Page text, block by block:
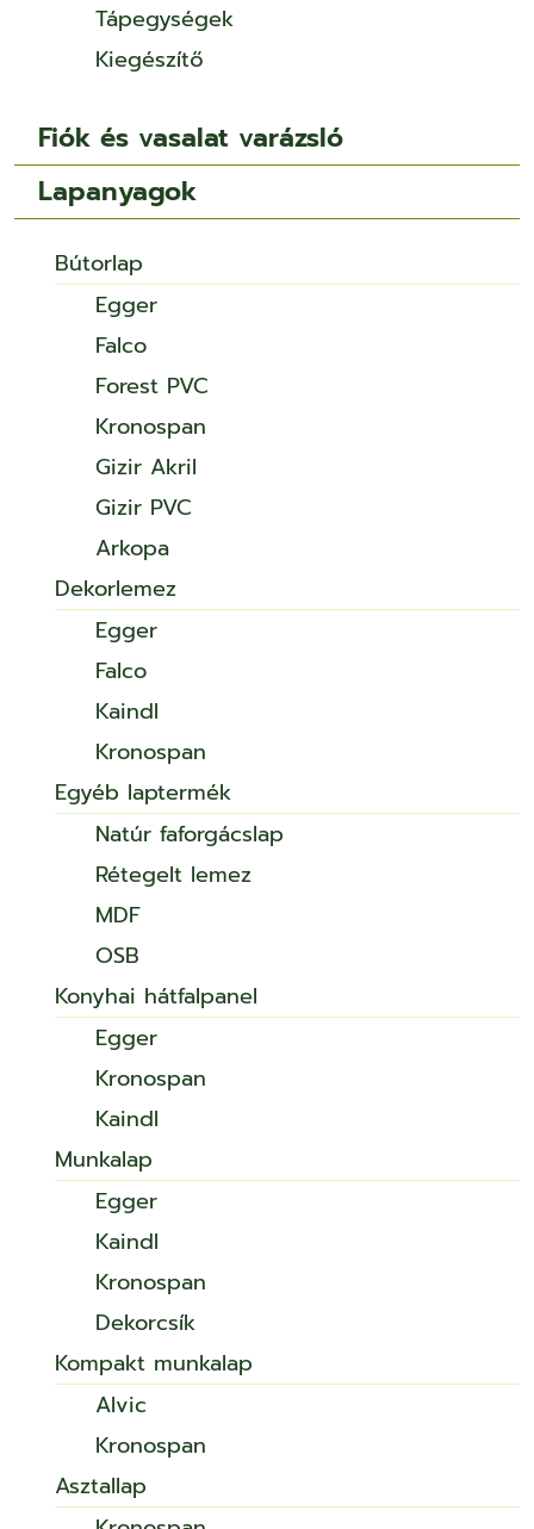
Tápegységek
Kiegészítő
Fiók és vasalat varázsló
Lapanyagok
Bútorlap
Egger
Falco
Forest PVC
Kronospan
Gizir Akril
Gizir PVC
Arkopa
Dekorlemez
Egger
Falco
Kaindl
Kronospan
Egyéb laptermék
Natúr faforgácslap
Rétegelt lemez
MDF
OSB
Konyhai hátfalpanel
Egger
Kronospan
Kaindl
Munkalap
Egger
Kaindl
Kronospan
Dekorcsík
Kompakt munkalap
Alvic
Kronospan
Asztallap